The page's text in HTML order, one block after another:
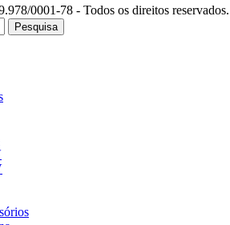
0001-78 - Todos os direitos reservados.
Pesquisa